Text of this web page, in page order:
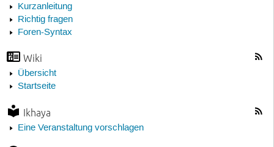
Kurzanleitung
Richtig fragen
Foren-Syntax
Wiki
Übersicht
Startseite
Ikhaya
Eine Veranstaltung vorschlagen